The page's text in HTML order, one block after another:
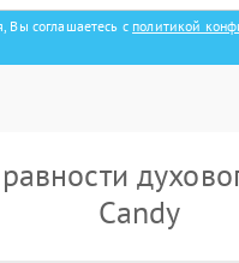
Вы соглашаетесь с политикой
Candy